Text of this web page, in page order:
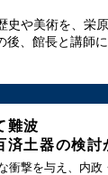
や美術を、栄
、館長と講師に
難波
器の検討か
衝撃を与え、内政